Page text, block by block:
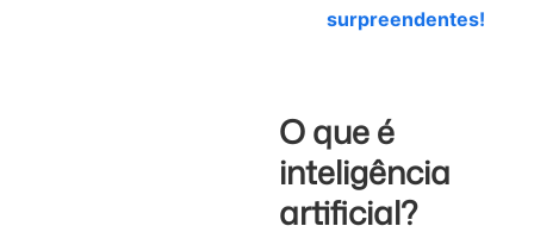
surpreendentes!
O que é
inteligência
artificial?